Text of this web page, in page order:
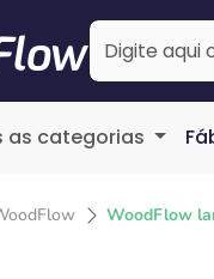
as categorias
WoodFlow